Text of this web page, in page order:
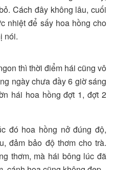
Cách đây không lâu, cuối
nhiệt để sấy hoa hồng cho
nói.
thì thời điểm hái cũng vô
ngày chưa đầy 6 giờ sáng
hái hoa hồng đợt 1, đợt 2
đó hoa hồng nở đúng độ,
đảm bảo độ thơm cho trà.
thơm, mà hái bông lúc đã